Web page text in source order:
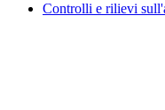
Controlli e rilievi